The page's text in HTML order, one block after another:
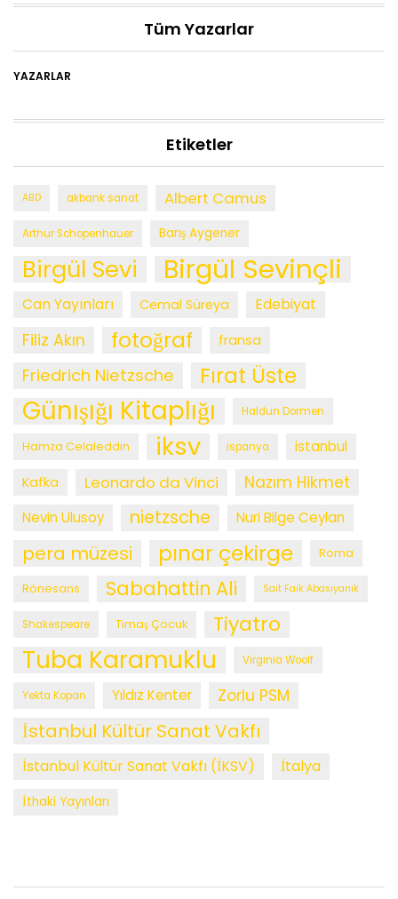
Tüm Yazarlar
YAZARLAR
Etiketler
ABD akbank sanat Albert Camus
Arthur Schopenhauer Barış Aygener
Birgül Sevi Birgül Sevinçli
Can Yayınları Cemal Süreya Edebiyat
Filiz Akın fotoğraf fransa
Friedrich Nietzsche Fırat Üste
Günışığı Kitaplığı Haldun Dormen
Hamza Celaleddin iksv ispanya istanbul
Kafka Leonardo da Vinci Nazım Hikmet
Nevin Ulusoy nietzsche Nuri Bilge Ceylan
pera müzesi pınar çekirge Roma
Rönesans Sabahattin Ali Sait Faik Abasıyanık
Shakespeare Timaş Çocuk Tiyatro
Tuba Karamuklu Virginia Woolf
Yekta Kopan Yıldız Kenter Zorlu PSM
İstanbul Kültür Sanat Vakfı
İstanbul Kültür Sanat Vakfı (İKSV) İtalya
İthaki Yayınları